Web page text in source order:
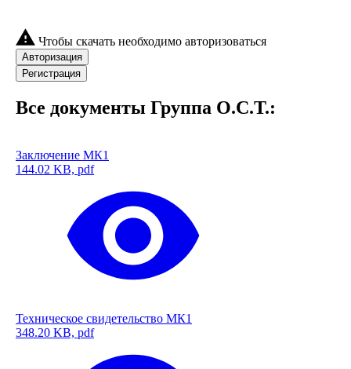
Чтобы скачать необходимо авторизоваться
Авторизация
Регистрация
Все документы Группа О.С.Т.:
Заключение МК1
144.02 KB, pdf
Техническое свидетельство МК1
348.20 KB, pdf